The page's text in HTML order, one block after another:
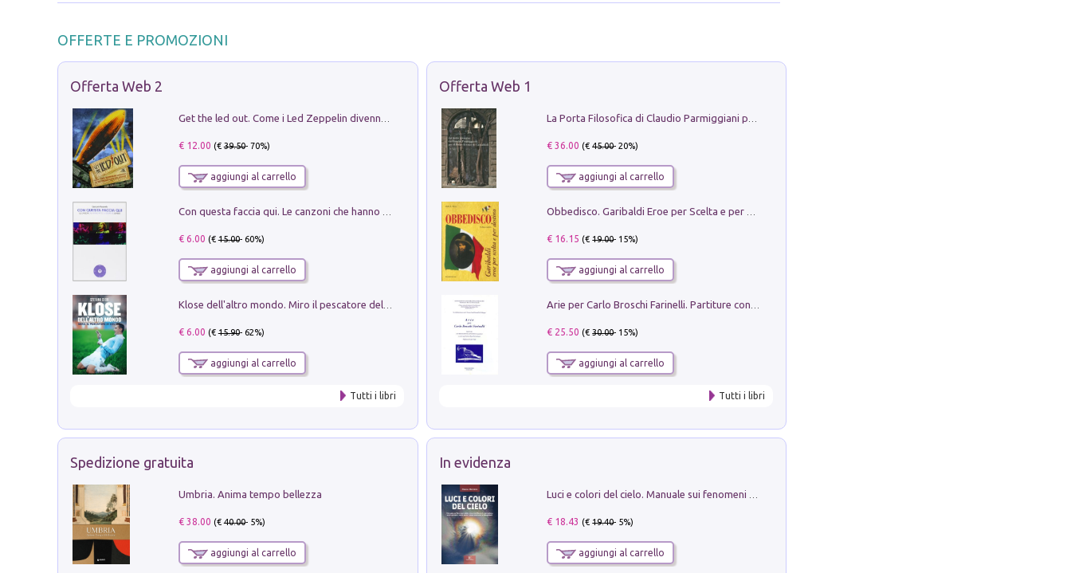
OFFERTE E PROMOZIONI
Offerta Web 2
€ 12.00 (€39.50- 70%)
aggiungi al carrello
€ 6.00 (€15.00- 60%)
aggiungi al carrello
Klose dell'altro mondo. Miro il pescatore del goal
€ 6.00 (€15.90- 62%)
aggiungi al carrello
Tutti i libri
Offerta Web 1
€ 36.00 (€45.00- 20%)
aggiungi al carrello
€ 16.15 (€19.00- 15%)
aggiungi al carrello
€ 25.50 (€30.00- 15%)
aggiungi al carrello
Tutti i libri
Spedizione gratuita
Umbria. Anima tempo bellezza
€ 38.00 (€40.00- 5%)
aggiungi al carrello
In evidenza
€ 18.43 (€19.40- 5%)
aggiungi al carrello